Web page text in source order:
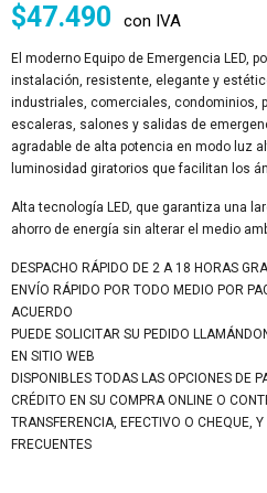
$47.490 con IVA
El moderno Equipo de Emergencia LED,
instalación, resistente, elegante y
industriales, comerciales, condominios,
escaleras, salones y salidas de
agradable de alta potencia en modo luz
luminosidad giratorios que facilitan los
Alta tecnología LED, que garantiza una
ahorro de energía sin alterar el medio
DESPACHO RÁPIDO DE 2 A 18 HORAS
ENVÍO RÁPIDO POR TODO MEDIO POR
ACUERDO
PUEDE SOLICITAR SU PEDIDO
EN SITIO WEB
DISPONIBLES TODAS LAS OPCIONES DE
CRÉDITO EN SU COMPRA ONLINE O
TRANSFERENCIA, EFECTIVO O CHEQUE,
FRECUENTES